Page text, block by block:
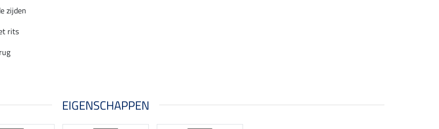
zijden
rits
EIGENSCHAPPEN